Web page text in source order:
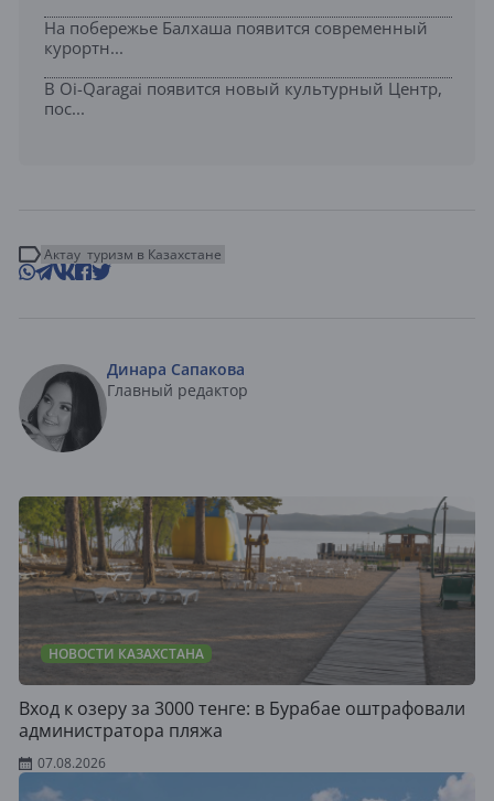
На побережье Балхаша появится современный
курортн...
В Oi-Qaragai появится новый культурный Центр,
пос...
Актау туризм в Казахстане
Динара Сапакова
Главный редактор
НОВОСТИ КАЗАХСТАНА
Вход к озеру за 3000 тенге: в Бурабае оштрафовали
администратора пляжа
07.08.2026